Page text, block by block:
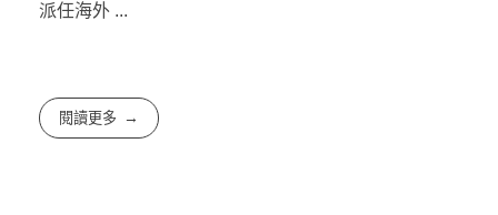
派任海外 ...
閱讀更多